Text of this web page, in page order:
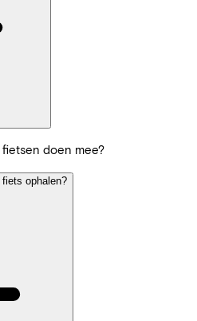
doen mee?
fiets ophalen?